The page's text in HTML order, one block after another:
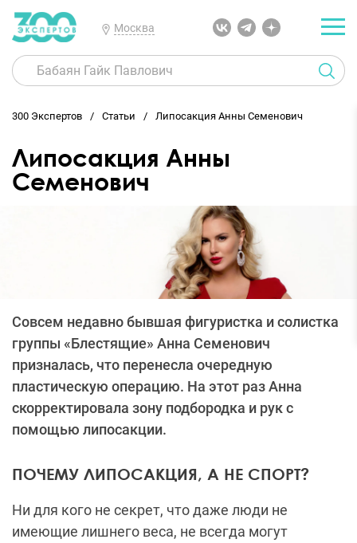
Москва
300 Экспертов Статьи Липосакция Анны Семенович
Липосакция Анны
Семенович
Совсем недавно бывшая фигуристка и солистка
группы «Блестящие» Анна Семенович
призналась, что перенесла очередную
пластическую операцию. На этот раз Анна
скорректировала зону подбородка и рук с
помощью липосакции.
ПОЧЕМУ ЛИПОСАКЦИЯ, А НЕ СПОРТ?
Ни для кого не секрет, что даже люди не
имеющие лишнего веса, не всегда могут